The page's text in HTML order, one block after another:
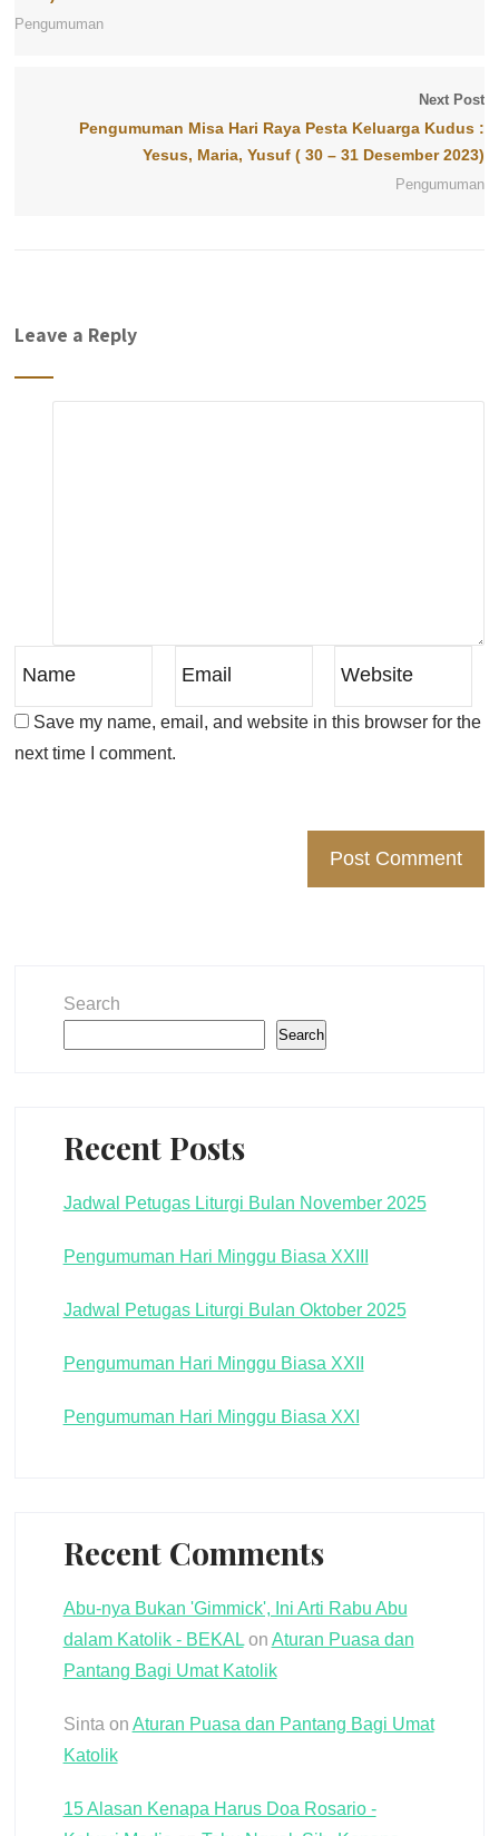
Pengumuman
Next Post
Pengumuman Misa Hari Raya Pesta Keluarga Kudus :
Yesus, Maria, Yusuf ( 30 – 31 Desember 2023)
Pengumuman
Leave a Reply
Save my name, email, and website in this browser for the
next time I comment.
Search
Search
Recent Posts
Jadwal Petugas Liturgi Bulan November 2025
Pengumuman Hari Minggu Biasa XXIII
Jadwal Petugas Liturgi Bulan Oktober 2025
Pengumuman Hari Minggu Biasa XXII
Pengumuman Hari Minggu Biasa XXI
Recent Comments
Abu-nya Bukan 'Gimmick', Ini Arti Rabu Abu
dalam Katolik - BEKALon Aturan Puasa dan
Pantang Bagi Umat Katolik
Sinta on Aturan Puasa dan Pantang Bagi Umat
Katolik
15 Alasan Kenapa Harus Doa Rosario -